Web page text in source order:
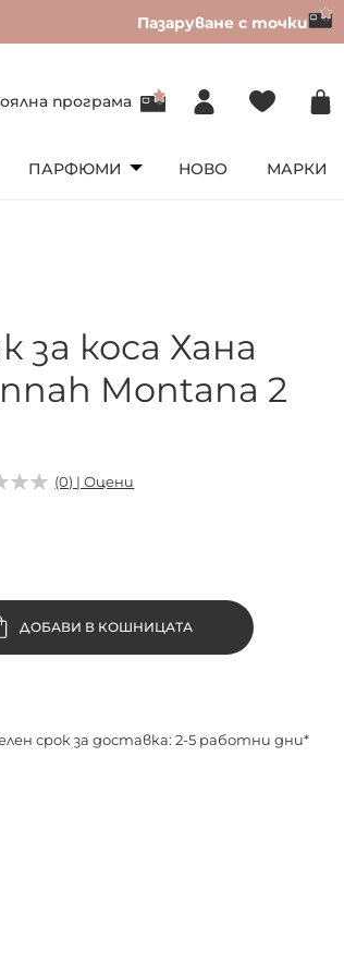
Пазаруване с точки
програма
ПАРФЮМИ НОВО МАРКИ
за коса Хана
Montana 2
(0) | Оцени
ДОБАВИ В КОШНИЦАТА
срок за доставка: 2-5 работни дни*